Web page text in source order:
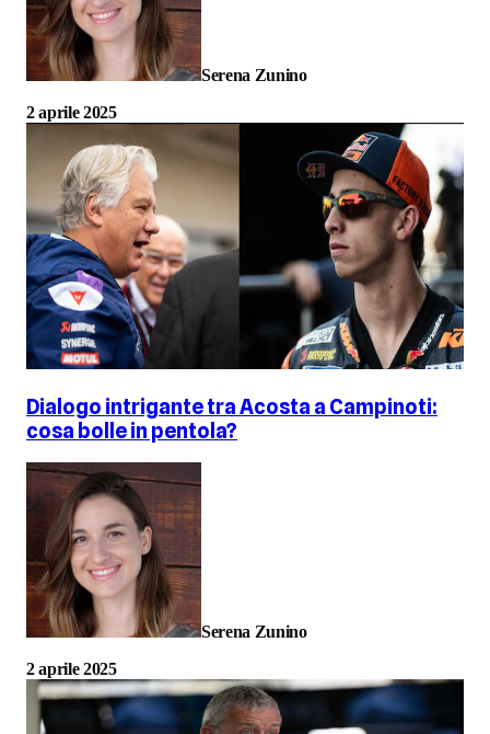
Serena Zunino
2 aprile 2025
Dialogo intrigante tra Acosta a Campinoti:
cosa bolle in pentola?
Serena Zunino
2 aprile 2025